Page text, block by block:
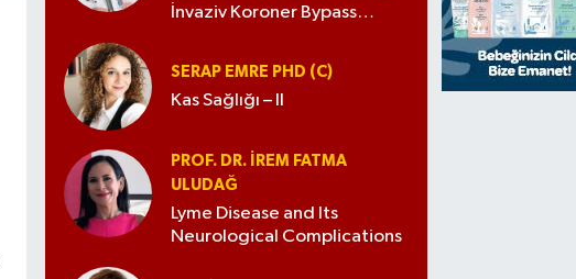
İnvaziv Koroner Bypass
SERAP EMRE PHD (C)
Kas Sağlığı – II
PROF. DR. İREM FATMA
ULUDAĞ
Lyme Disease and Its
Neurological Complications